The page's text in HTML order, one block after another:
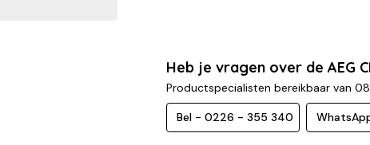
Heb je vragen over de AEG
Productspecialisten bereikbaar van
Bel - 0226 - 355 340